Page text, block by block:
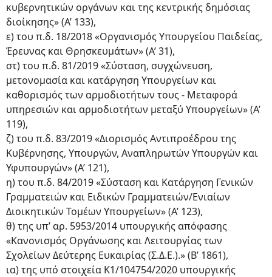
κυβερνητικών οργάνων και της κεντρικής δημόσιας
διοίκησης» (Α’ 133),
ε) του π.δ. 18/2018 «Οργανισμός Υπουργείου Παιδείας,
Έρευνας και Θρησκευμάτων» (Α’ 31),
στ) του π.δ. 81/2019 «Σύσταση, συγχώνευση,
μετονομασία και κατάργηση Υπουργείων και
καθορισμός των αρμοδιοτήτων τους - Μεταφορά
υπηρεσιών και αρμοδιοτήτων μεταξύ Υπουργείων» (Α’
119),
ζ) του π.δ. 83/2019 «Διορισμός Αντιπροέδρου της
Κυβέρνησης, Υπουργών, Αναπληρωτών Υπουργών και
Υφυπουργών» (Α’ 121),
η) του π.δ. 84/2019 «Σύσταση και Κατάργηση Γενικών
Γραμματειών και Ειδικών Γραμματειών/Ενιαίων
Διοικητικών Τομέων Υπουργείων» (Α’ 123),
θ) της υπ’ αρ. 5953/2014 υπουργικής απόφασης
«Κανονισμός Οργάνωσης και Λειτουργίας των
Σχολείων Δεύτερης Ευκαιρίας (Σ.Δ.Ε.).» (Β’ 1861),
ια) της υπό στοιχεία Κ1/104754/2020 υπουργικής